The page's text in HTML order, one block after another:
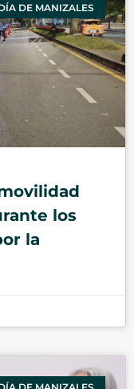
DE MANIZALES
los
la